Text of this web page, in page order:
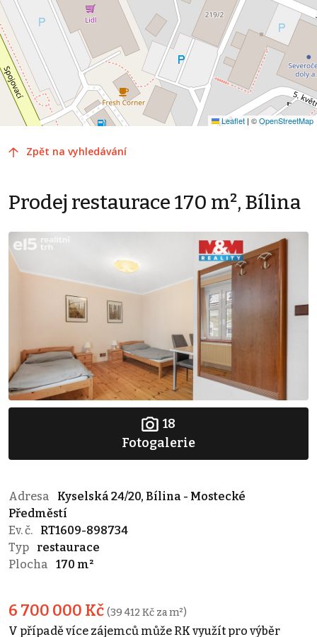
Leaflet | ©OpenStreetMap
Zpět na vyhledávání
Prodej restaurace 170 m², Bílina
18
Fotogalerie
Adresa
Kyselská 24/20, Bílina - Mostecké
Předměstí
Ev. č.
RT1609-898734
Typ
restaurace
Plocha
170 m²
6 700 000 Kč (39 412 Kč za m²)
V případě více zájemců může RK využít pro výběr